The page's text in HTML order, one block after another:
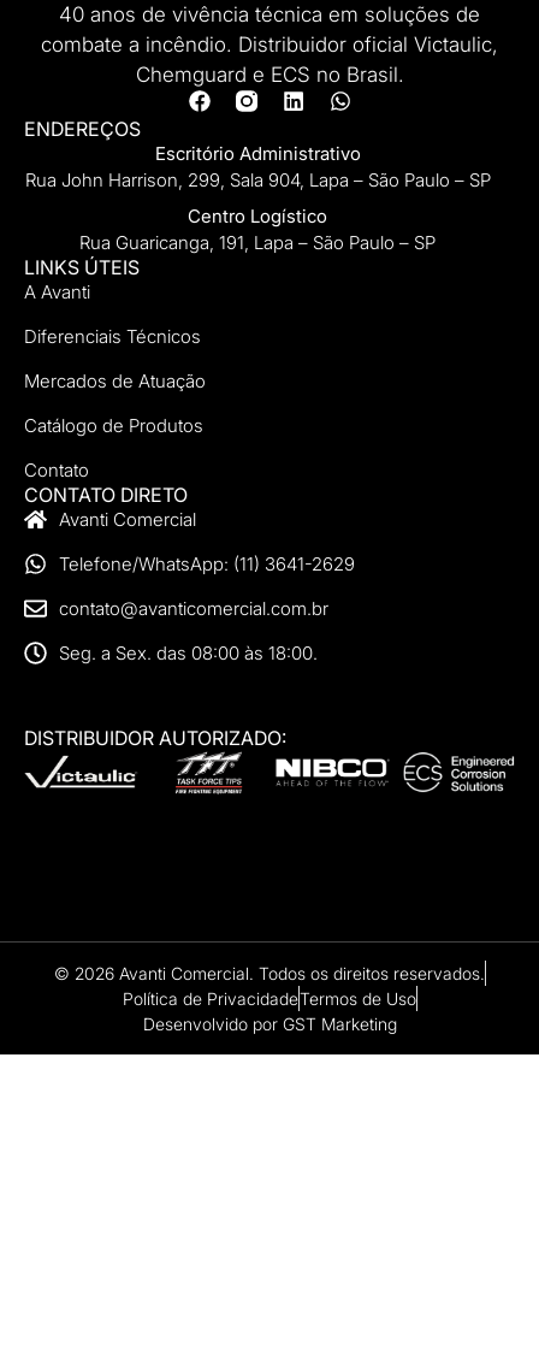
40 anos de vivência técnica em soluções de
combate a incêndio. Distribuidor oficial Victaulic,
Chemguard e ECS no Brasil.
LINKS ÚTEIS
A Avanti
Diferenciais Técnicos
Mercados de Atuação
Catálogo de Produtos
Contato
ENDEREÇOS
Escritório Administrativo
Rua John Harrison, 299, Sala 904, Lapa – São Paulo – SP
Centro Logístico
Rua Guaricanga, 191, Lapa – São Paulo – SP
CONTATO DIRETO
Avanti Comercial
Telefone/WhatsApp: (11) 3641-2629
contato@avanticomercial.com.br
Seg. a Sex. das 08:00 às 18:00.
DISTRIBUIDOR AUTORIZADO:
© 2026 Avanti Comercial. Todos os direitos reservados.
Política de PrivacidadeTermos de Uso
Desenvolvido por GST Marketing